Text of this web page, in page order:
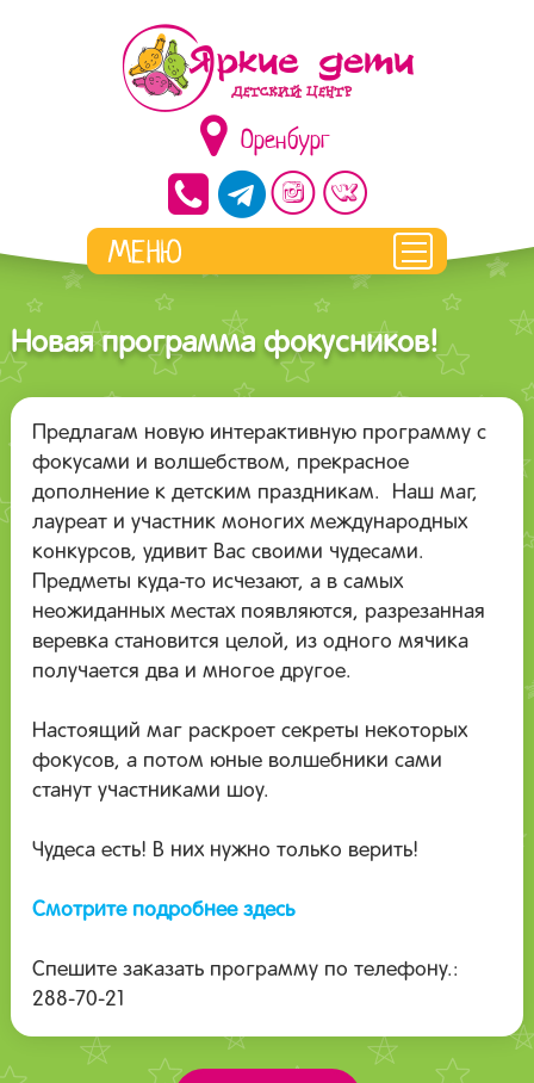
Оренбург
Новая программа фокусников!
Предлагам новую интерактивную программу с
фокусами и волшебством, прекрасное
дополнение к детским праздникам. Наш маг,
лауреат и участник моногих международных
конкурсов, удивит Вас своими чудесами.
Предметы куда-то исчезают, а в самых
неожиданных местах появляются, разрезанная
веревка становится целой, из одного мячика
получается два и многое другое.
Настоящий маг раскроет секреты некоторых
фокусов, а потом юные волшебники сами
станут участниками шоу.
Чудеса есть! В них нужно только верить!
Смотрите подробнее здесь
Спешите заказать программу по телефону.:
288-70-21